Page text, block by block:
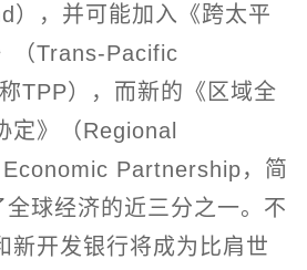
），并可能加入《跨太平
（Trans-Pacific
TPP），而新的《区域全
定》（Regional
Partnership，简
球经济的近三分之一。不
新开发银行将成为比肩世